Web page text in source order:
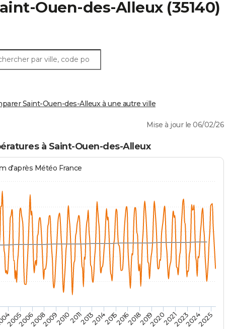
Ouen-des-Alleux(35140)
Saint-Ouen-des-Alleux à une autre ville
Mise à jour le 06/02/26
à Saint-Ouen-des-Alleux
d'après Météo France
2014
2005200620082009201020112013 201520162018201920202021202320242025